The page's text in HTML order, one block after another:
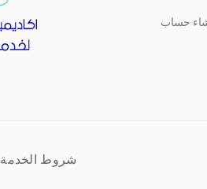
حساب
شروط الخدمة